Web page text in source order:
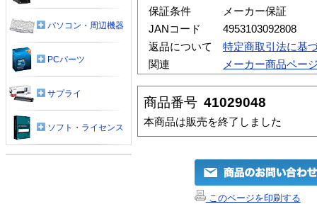
保証条件
メーカー保証
JANコード
4953103092808
返品について
特定商取引法に基
関連
メーカー商品ペー
商品番号 41029048
本商品は販売を終了しました
このページを印刷する
パソコン・周辺機器
PCパーツ
サプライ
ソフト・ライセンス